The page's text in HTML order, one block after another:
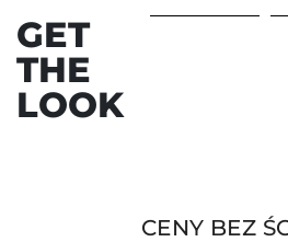
GET
THE
LOOK
CENY BEZ